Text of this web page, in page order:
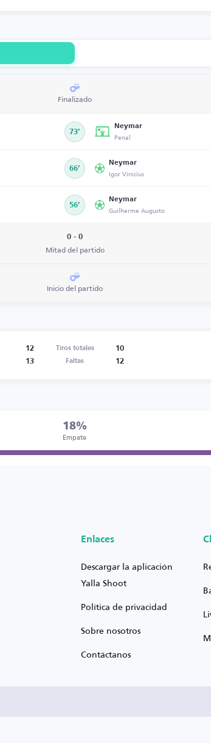
Finalizado
73’
Neymar
Penal
66’
Neymar
Igor Vinicius
56’
Neymar
Guilherme Augusto
0 - 0
Mitad del partido
Inicio del partido
12 Tiros totales
10
13
Faltas 12
18%
Empate
Enlaces
Descargar la aplicación
Yalla Shoot
Política de privacidad
Sobre nosotros
Contáctanos